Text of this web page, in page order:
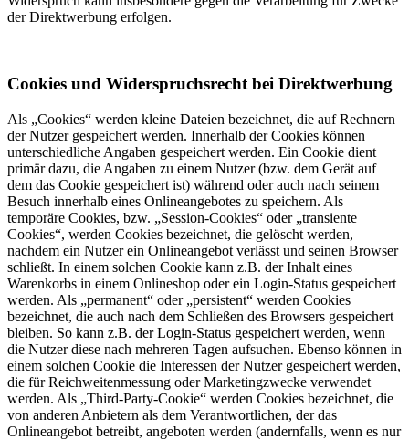
der Direktwerbung erfolgen.
Cookies und Widerspruchsrecht bei Direktwerbung
Als „Cookies“ werden kleine Dateien bezeichnet, die auf Rechnern
der Nutzer gespeichert werden. Innerhalb der Cookies können
unterschiedliche Angaben gespeichert werden. Ein Cookie dient
primär dazu, die Angaben zu einem Nutzer (bzw. dem Gerät auf
dem das Cookie gespeichert ist) während oder auch nach seinem
Besuch innerhalb eines Onlineangebotes zu speichern. Als
temporäre Cookies, bzw. „Session-Cookies“ oder „transiente
Cookies“, werden Cookies bezeichnet, die gelöscht werden,
nachdem ein Nutzer ein Onlineangebot verlässt und seinen Browser
schließt. In einem solchen Cookie kann z.B. der Inhalt eines
Warenkorbs in einem Onlineshop oder ein Login-Status gespeichert
werden. Als „permanent“ oder „persistent“ werden Cookies
bezeichnet, die auch nach dem Schließen des Browsers gespeichert
bleiben. So kann z.B. der Login-Status gespeichert werden, wenn
die Nutzer diese nach mehreren Tagen aufsuchen. Ebenso können in
einem solchen Cookie die Interessen der Nutzer gespeichert werden,
die für Reichweitenmessung oder Marketingzwecke verwendet
werden. Als „Third-Party-Cookie“ werden Cookies bezeichnet, die
von anderen Anbietern als dem Verantwortlichen, der das
Onlineangebot betreibt, angeboten werden (andernfalls, wenn es nur